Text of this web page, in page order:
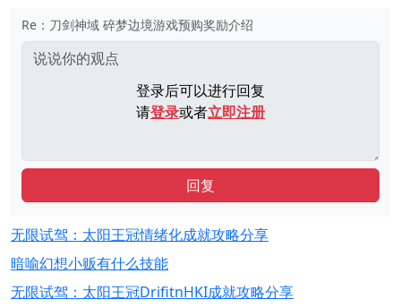
Re：刀剑神域 碎梦边境游戏预购奖励介绍
登录后可以进行回复
请登录或者立即注册
回复
无限试驾：太阳王冠情绪化成就攻略分享
暗喻幻想小贩有什么技能
无限试驾：太阳王冠DrifitnHKI成就攻略分享